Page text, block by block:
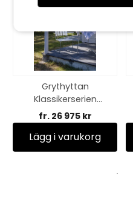
Grythyttan
Klassikerserien
matgrupp 9A -
flera val
fr. 26 975 kr
Lägg i varukorg